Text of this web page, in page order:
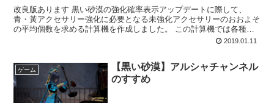
改良版あります 黒い砂漠の強化確率表示アップデートに際して、
青・黃アクセサリー強化に必要となる未強化アクセサリーのおおよそ
の平均個数を求める計算機を作成しました。 この計算機では各種成
功確率と必要アクセサリー数を出力します。 使用方法は下...2019.01.11
ゲーム
【黒い砂漠】アルシャチャンネル
のすすめ